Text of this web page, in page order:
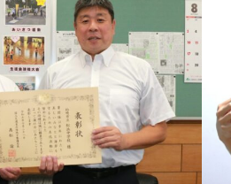
日
時
: